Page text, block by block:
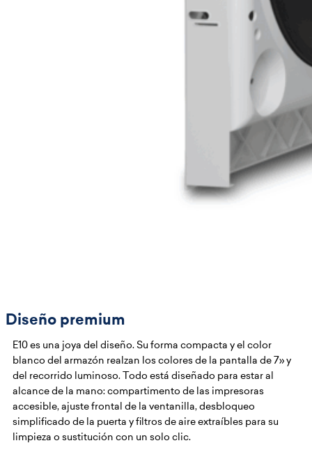
Diseño premium
E10 es una joya del diseño. Su forma compacta y el color
blanco del armazón realzan los colores de la pantalla de 7» y
del recorrido luminoso. Todo está diseñado para estar al
alcance de la mano: compartimento de las impresoras
accesible, ajuste frontal de la ventanilla, desbloqueo
simplificado de la puerta y filtros de aire extraíbles para su
limpieza o sustitución con un solo clic.